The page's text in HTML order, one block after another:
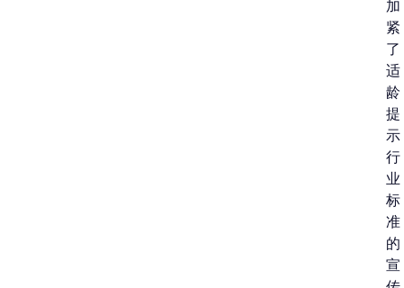
加
紧
了
适
龄
提
示
行
业
标
准
的
宣